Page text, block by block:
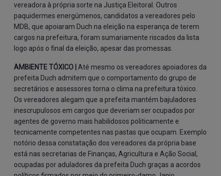
vereadora à própria sorte na Justiça Eleitoral. Outros
paquidermes energúmenos, candidatos a vereadores pelo
MDB, que apoiaram Duch na eleição na esperança de terem
cargos na prefeitura, foram sumariamente riscados da lista
logo após o final da eleição, apesar das promessas.
AMBIENTE TÓXICO | Até mesmo os vereadores apoiadores da
prefeita Duch admitem que o comportamento do grupo de
secretários e assessores torna o clima na prefeitura tóxico.
Os vereadores alegam que a prefeita mantém bajuladores
inescrupulosos em cargos que deveriam ser ocupados por
agentes de governo mais habilidosos politicamente e
tecnicamente competentes nas pastas que ocupam. Exemplo
notório dessa constatação dos vereadores da própria base
está nas secretarias de Finanças, Agricultura e Ação Social,
ocupadas por aduladores da prefeita Duch graças a acordos